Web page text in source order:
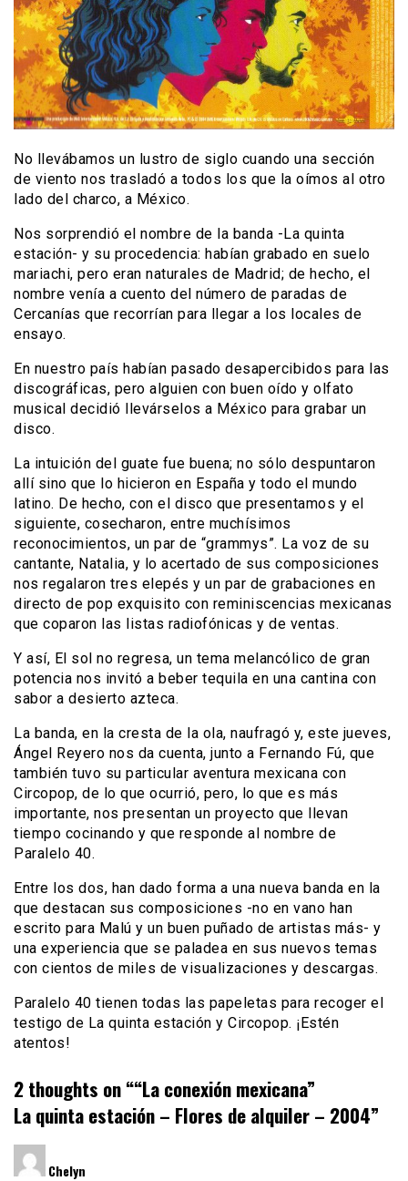
No llevábamos un lustro de siglo cuando una sección
de viento nos trasladó a todos los que la oímos al otro
lado del charco, a México.
Nos sorprendió el nombre de la banda -La quinta
estación- y su procedencia: habían grabado en suelo
mariachi, pero eran naturales de Madrid; de hecho, el
nombre venía a cuento del número de paradas de
Cercanías que recorrían para llegar a los locales de
ensayo.
En nuestro país habían pasado desapercibidos para las
discográficas, pero alguien con buen oído y olfato
musical decidió llevárselos a México para grabar un
disco.
La intuición del guate fue buena; no sólo despuntaron
allí sino que lo hicieron en España y todo el mundo
latino. De hecho, con el disco que presentamos y el
siguiente, cosecharon, entre muchísimos
reconocimientos, un par de “grammys”. La voz de su
cantante, Natalia, y lo acertado de sus composiciones
nos regalaron tres elepés y un par de grabaciones en
directo de pop exquisito con reminiscencias mexicanas
que coparon las listas radiofónicas y de ventas.
Y así, El sol no regresa, un tema melancólico de gran
potencia nos invitó a beber tequila en una cantina con
sabor a desierto azteca.
La banda, en la cresta de la ola, naufragó y, este jueves,
Ángel Reyero nos da cuenta, junto a Fernando Fú, que
también tuvo su particular aventura mexicana con
Circopop, de lo que ocurrió, pero, lo que es más
importante, nos presentan un proyecto que llevan
tiempo cocinando y que responde al nombre de
Paralelo 40.
Entre los dos, han dado forma a una nueva banda en la
que destacan sus composiciones -no en vano han
escrito para Malú y un buen puñado de artistas más- y
una experiencia que se paladea en sus nuevos temas
con cientos de miles de visualizaciones y descargas.
Paralelo 40 tienen todas las papeletas para recoger el
testigo de La quinta estación y Circopop. ¡Estén
atentos!
2 thoughts on ““La conexión mexicana”
La quinta estación – Flores de alquiler – 2004”
Chelyn